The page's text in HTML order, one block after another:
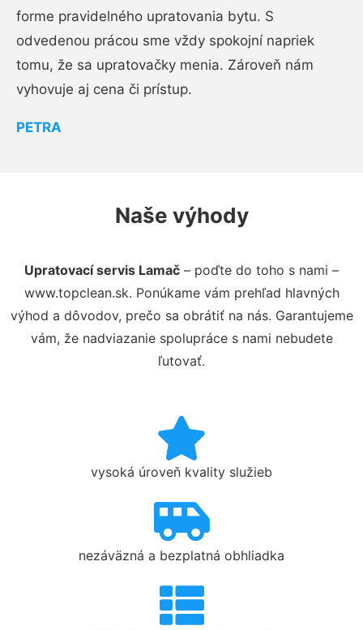
forme pravidelného upratovania bytu. S
odvedenou prácou sme vždy spokojní napriek
tomu, že sa upratovačky menia. Zároveň nám
vyhovuje aj cena či prístup.
PETRA
Naše výhody
Upratovací servis Lamač – poďte do toho s nami –
www.topclean.sk. Ponúkame vám prehľad hlavných
výhod a dôvodov, prečo sa obrátiť na nás. Garantujeme
vám, že nadviazanie spolupráce s nami nebudete
ľutovať.
vysoká úroveň kvality služieb
nezáväzná a bezplatná obhliadka